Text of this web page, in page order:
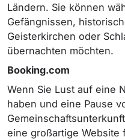
Ländern. Sie können
Gefängnissen,
Geisterkirchen oder
übernachten möchten.
Booking.com
Wenn Sie Lust auf eine
haben und eine Pause
eine großartige Website